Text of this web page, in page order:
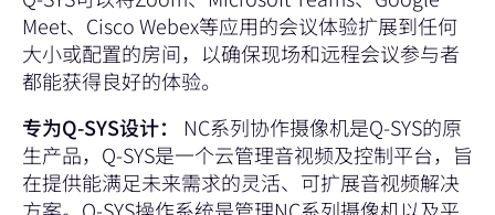
Meet、Cisco Webex等应用的会议体验扩展到任何
大小或配置的房间，以确保现场和远程会议参与者
都能获得良好的体验。
专为Q-SYS设计：
NC系列协作摄像机是Q-SYS的原
生产品，Q-SYS是一个云管理音视频及控制平台，旨
在提供能满足未来需求的灵活、可扩展音视频解决
方案。Q-SYS操作系统是管理NC系列摄像机以及平